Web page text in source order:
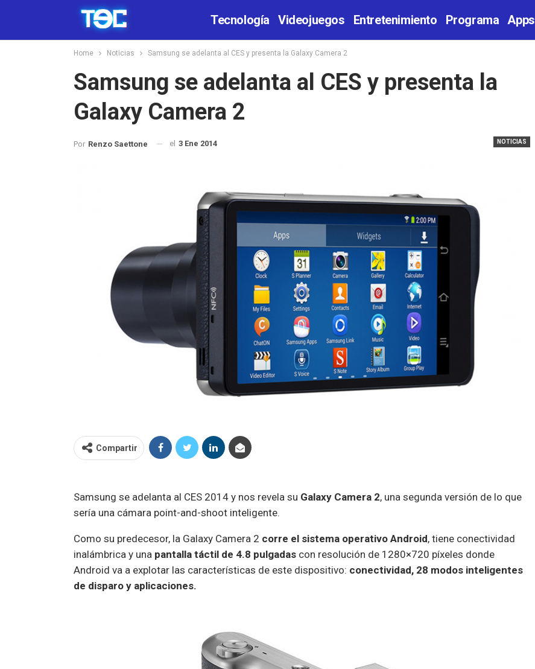
Tecnología Videojuegos Entretenimiento Programa Apps
Home Noticias Samsung se adelanta al CES y presenta la Galaxy Camera 2
Samsung se adelanta al CES y presenta la
Galaxy Camera 2
NOTICIAS
Por Renzo Saettone el 3 Ene 2014
Compartir
Samsung se adelanta al CES 2014 y nos revela su Galaxy Camera 2, una segunda versión de lo que
sería una cámara point-and-shoot inteligente.
Como su predecesor, la Galaxy Camera 2 corre el sistema operativo Android, tiene conectividad
inalámbrica y una pantalla táctil de 4.8 pulgadas con resolución de 1280×720 píxeles donde
Android va a explotar las características de este dispositivo: conectividad, 28 modos inteligentes
de disparo y aplicaciones.